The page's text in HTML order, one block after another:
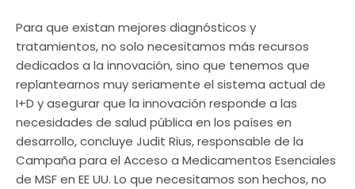
Para que existan mejores diagnósticos y
tratamientos, no solo necesitamos más recursos
dedicados a la innovación, sino que tenemos que
replantearnos muy seriamente el sistema actual de
I+D y asegurar que la innovación responde a las
necesidades de salud pública en los países en
desarrollo, concluye Judit Rius, responsable de la
Campaña para el Acceso a Medicamentos Esenciales
de MSF en EE UU. Lo que necesitamos son hechos, no